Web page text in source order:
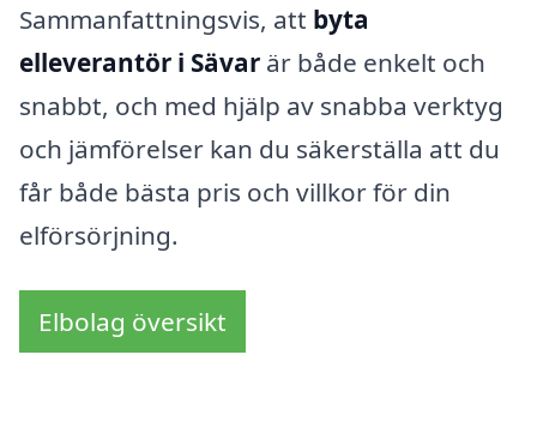
Sammanfattningsvis, att byta
elleverantör i Sävar är både enkelt och
snabbt, och med hjälp av snabba verktyg
och jämförelser kan du säkerställa att du
får både bästa pris och villkor för din
elförsörjning.
Elbolag översikt